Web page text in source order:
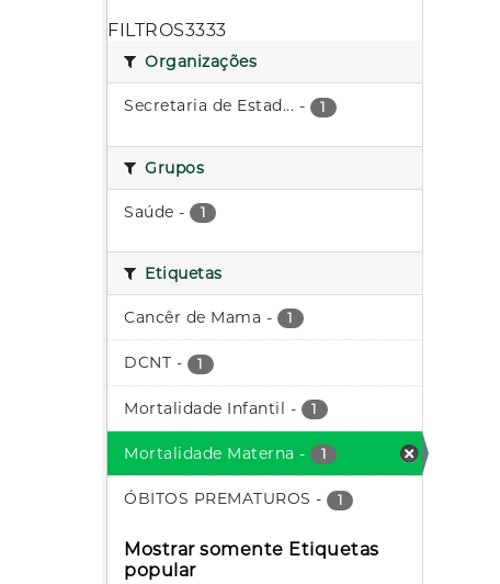
FILTROS3333
Organizações
Secretaria de Estad... - 1
Grupos
Saúde - 1
Etiquetas
Cancêr de Mama - 1
DCNT - 1
Mortalidade Infantil - 1
Mortalidade Materna - 1
ÓBITOS PREMATUROS - 1
Mostrar somente Etiquetas
popular